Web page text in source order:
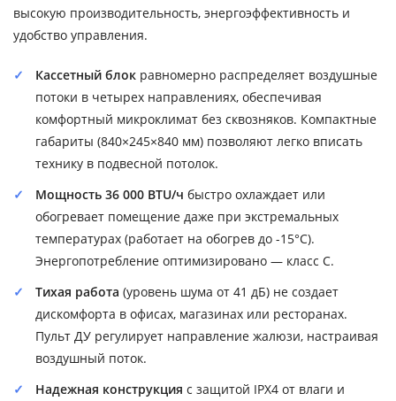
высокую производительность, энергоэффективность и
удобство управления.
Кассетный блок равномерно распределяет воздушные
потоки в четырех направлениях, обеспечивая
комфортный микроклимат без сквозняков. Компактные
габариты (840×245×840 мм) позволяют легко вписать
технику в подвесной потолок.
Мощность 36 000 BTU/ч быстро охлаждает или
обогревает помещение даже при экстремальных
температурах (работает на обогрев до -15°C).
Энергопотребление оптимизировано — класс C.
Тихая работа (уровень шума от 41 дБ) не создает
дискомфорта в офисах, магазинах или ресторанах.
Пульт ДУ регулирует направление жалюзи, настраивая
воздушный поток.
Надежная конструкция с защитой IPX4 от влаги и